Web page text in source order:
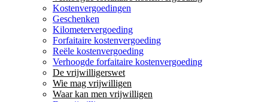
Kostenvergoedingen
Geschenken
Kilometervergoeding
Forfaitaire kostenvergoeding
Reële kostenvergoeding
Verhoogde forfaitaire kostenvergoeding
De vrijwilligerswet
Wie mag vrijwilligen
Waar kan men vrijwilligen